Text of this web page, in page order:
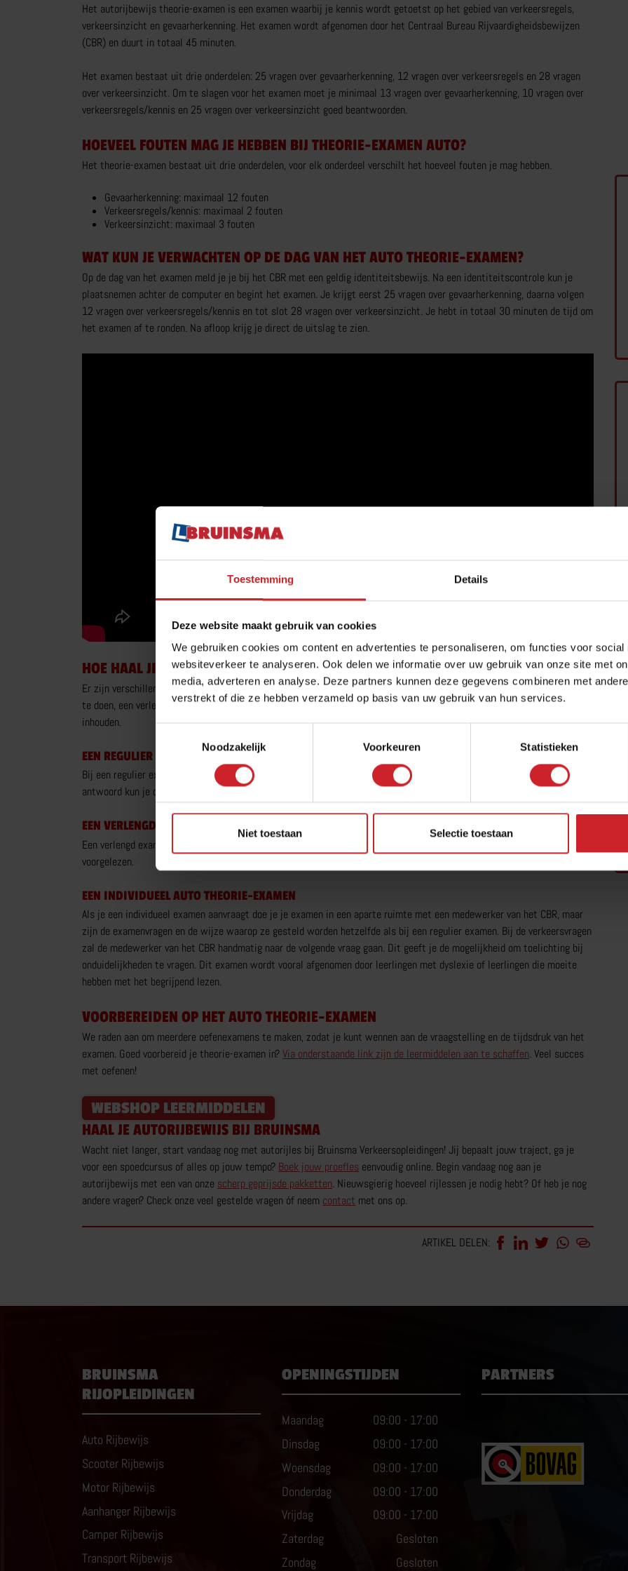
Toestemming Details
Deze website maakt gebruik van cookies
We gebruiken cookies om content en advertenties te personaliseren, om functies voor social
websiteverkeer te analyseren. Ook delen we informatie over uw gebruik van onze site met
media, adverteren en analyse. Deze partners kunnen deze gegevens combineren met
verstrekt of die ze hebben verzameld op basis van uw gebruik van hun services.
Noodzakelijk
Voorkeuren Statistieken
Niet toestaan Selectie toestaan
Het autorijbewijs theorie-examen is een examen waarbij je kennis wordt getoetst op het gebied van verkeersregels,
verkeersinzicht en gevaarherkenning. Het examen wordt afgenomen door het Centraal Bureau Rijvaardigheidsbewijzen
(CBR) en duurt in totaal 45 minuten.
Het examen bestaat uit drie onderdelen: 25 vragen over gevaarherkenning, 12 vragen over verkeersregels en 28 vragen
over verkeersinzicht. Om te slagen voor het examen moet je minimaal 13 vragen over gevaarherkenning, 10 vragen over
verkeersregels/kennis en 25 vragen over verkeersinzicht goed beantwoorden.
HOEVEEL FOUTEN MAG JE HEBBEN BIJ THEORIE-EXAMEN AUTO?
Het theorie-examen bestaat uit drie onderdelen, voor elk onderdeel verschilt het hoeveel fouten je mag hebben.
Gevaarherkenning: maximaal 12 fouten
Verkeersregels/kennis: maximaal 2 fouten
Verkeersinzicht: maximaal 3 fouten
WAT KUN JE VERWACHTEN OP DE DAG VAN HET AUTO THEORIE-EXAMEN?
Op de dag van het examen meld je je bij het CBR met een geldig identiteitsbewijs. Na een identiteitscontrole kun je
plaatsnemen achter de computer en begint het examen. Je krijgt eerst 25 vragen over gevaarherkenning, daarna volgen
12 vragen over verkeersregels/kennis en tot slot 28 vragen over verkeersinzicht. Je hebt in totaal 30 minuten de tijd om
het examen af te ronden. Na afloop krijg je direct de uitslag te zien.
HOE HAAL JIJ JE AUTO THEORIE-EXAMEN?
Er zijn verschillende manieren om je theoriecertificaat te halen. Je kunt ervoor kiezen om een regulier theorie-examen
te doen, een verlengd theorie-examen of een individueel theorie-examen. Lees hieronder wat de verschillende opties
inhouden.
EEN REGULIER AUTO THEORIE-EXAMEN
Bij een regulier examen krijg je een eigen tablet toegewezen waarop je het examen maakt. Na het invullen van je
antwoord kun je door naar de volgende vraag waardoor het examen tegenwoordig nog maar 30 minuten duurt.
EEN VERLENGD AUTO THEORIE-EXAMEN
Een verlengd examen geeft je 15 minuten extra de tijd om het examen te maken, je krijgt oordopjes en de vragen worden
voorgelezen.
EEN INDIVIDUEEL AUTO THEORIE-EXAMEN
Als je een individueel examen aanvraagt doe je je examen in een aparte ruimte met een medewerker van het CBR, maar
zijn de examenvragen en de wijze waarop ze gesteld worden hetzelfde als bij een regulier examen. Bij de verkeersvragen
zal de medewerker van het CBR handmatig naar de volgende vraag gaan. Dit geeft je de mogelijkheid om toelichting bij
onduidelijkheden te vragen. Dit examen wordt vooral afgenomen door leerlingen met dyslexie of leerlingen die moeite
hebben met het begrijpend lezen.
VOORBEREIDEN OP HET AUTO THEORIE-EXAMEN
We raden aan om meerdere oefenexamens te maken, zodat je kunt wennen aan de vraagstelling en de tijdsdruk van het
examen. Goed voorbereid je theorie-examen in?Via onderstaande link zijn de leermiddelen aan te schaffen. Veel succes
met oefenen!
WEBSHOP LEERMIDDELEN
HAAL JE AUTORIJBEWIJS BIJ BRUINSMA
Wacht niet langer, start vandaag nog met autorijles bij Bruinsma Verkeersopleidingen! Jij bepaalt jouw traject, ga je
voor een spoedcursus of alles op jouw tempo? Boek jouw proefles eenvoudig online. Begin vandaag nog aan je
autorijbewijs met een van onze scherp geprijsde pakketten. Nieuwsgierig hoeveel rijlessen je nodig hebt? Of heb je nog
andere vragen? Check onze veel gestelde vragen óf neem contact met ons op.
ARTIKEL DELEN:
BRUINSMA
RIJOPLEIDINGEN
Auto Rijbewijs
Scooter Rijbewijs
Motor Rijbewijs
Aanhanger Rijbewijs
Camper Rijbewijs
Transport Rijbewijs
OPENINGSTIJDEN
Maandag 09:00 - 17:00
Dinsdag
09:00 - 17:00
Woensdag
09:00 - 17:00
Donderdag
09:00 - 17:00
Vrijdag
09:00 - 17:00
Zaterdag
Gesloten
Zondag
Gesloten
PARTNERS
MOTORRIJBEWIJS
VOERTUIGBEHEERSING
VERKEERSDEELNEMING
MEER OVER MOTORRIJBEWIJS
CAMPER RIJBEWIJS
RIJVAARDIGHEIDSTRAINING
CAMPERRIJBEWIJS NKC
MEER OVER CAMPER RIJBEWIJS
WERKEN BIJ BRUINSMA
OVER BRUINSMA
CONTACT 030 – 25 10 864